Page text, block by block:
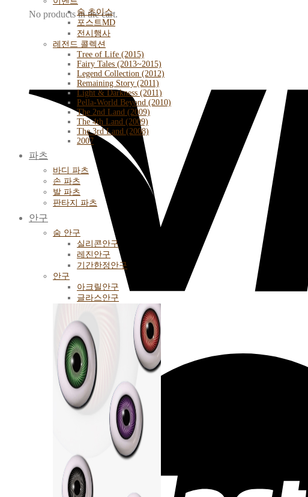
No products in the cart.
숨 초이스
포스트MD
전시행사
레전드 콜렉션
Tree of Life (2015)
Fairy Tales (2013~2015)
Legend Collection (2012)
Remaining Story (2011)
Light & Darkness (2011)
Pella-World Beyond (2010)
The 2nd Land (2009)
The 4th Land (2009)
The 3rd Land (2008)
2007
파츠
바디 파츠
손 파츠
발 파츠
판타지 파츠
안구
숨 안구
실리콘안구
레진안구
기간한정안구
안구
아크릴안구
글라스안구